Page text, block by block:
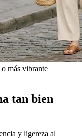
más vibrante
tan bien
y ligereza al